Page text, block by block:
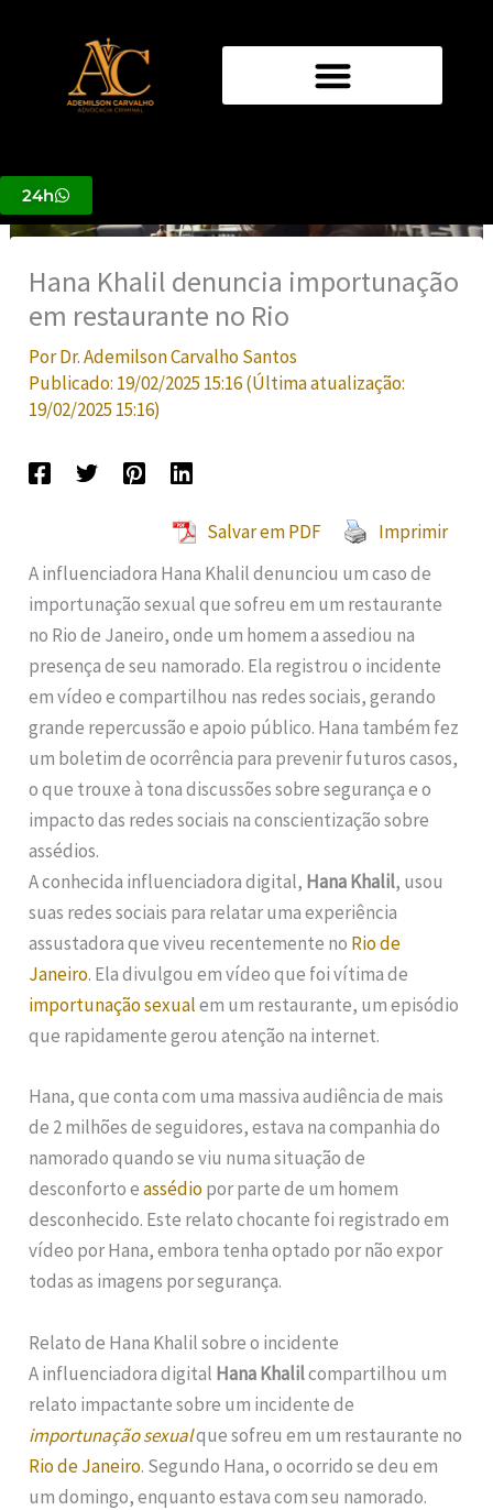
conteúdo
24h
Hana Khalil denuncia importunação
em restaurante no Rio
PorDr. Ademilson Carvalho Santos
Publicado: 19/02/2025 15:16(Última atualização:
19/02/2025 15:16)
Salvar em PDF
Imprimir
A influenciadora Hana Khalil denunciou um caso de
importunação sexual que sofreu em um restaurante
no Rio de Janeiro, onde um homem a assediou na
presença de seu namorado. Ela registrou o incidente
em vídeo e compartilhou nas redes sociais, gerando
grande repercussão e apoio público. Hana também fez
um boletim de ocorrência para prevenir futuros casos,
o que trouxe à tona discussões sobre segurança e o
impacto das redes sociais na conscientização sobre
assédios.
A conhecida influenciadora digital, Hana Khalil, usou
suas redes sociais para relatar uma experiência
assustadora que viveu recentemente no Rio de
Janeiro. Ela divulgou em vídeo que foi vítima de
importunação sexualem um restaurante, um episódio
que rapidamente gerou atenção na internet.
Hana, que conta com uma massiva audiência de mais
de 2 milhões de seguidores, estava na companhia do
namorado quando se viu numa situação de
desconforto eassédiopor parte de um homem
desconhecido. Este relato chocante foi registrado em
vídeo por Hana, embora tenha optado por não expor
todas as imagens por segurança.
Relato de Hana Khalil sobre o incidente
A influenciadora digital Hana Khalilcompartilhou um
relato impactante sobre um incidente de
importunação sexualque sofreu em um restaurante no
Rio de Janeiro. Segundo Hana, o ocorrido se deu em
um domingo, enquanto estava com seu namorado.